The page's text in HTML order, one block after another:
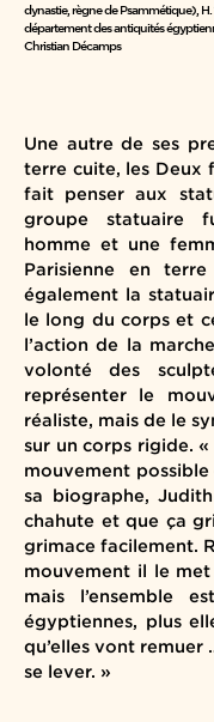
dynastie, règne de Psammétique),
département des antiquités
Christian Décamps
Une autre de ses
terre cuite, les Deux
fait penser aux
groupe statuaire
homme et une
Parisienne en
également la
le long du corps et
l’action de la
volonté des
représenter le
réaliste, mais de le
sur un corps rigide.
mouvement
sa biographe,
chahute et que ça
grimace facilement.
mouvement il le
mais l’ensemble
égyptiennes, plus
qu’elles vont remuer
se lever. »